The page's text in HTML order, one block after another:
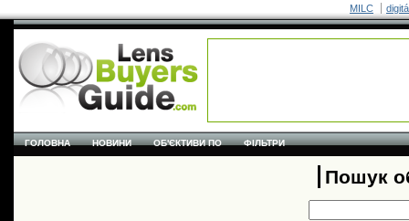
MILC
ГОЛОВНА НОВИНИ ОБ'ЄКТИВИ ПО ФІЛЬТРИ
Пошук